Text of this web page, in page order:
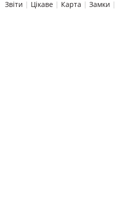
Звіти | Цікаве | Карта | Замки |